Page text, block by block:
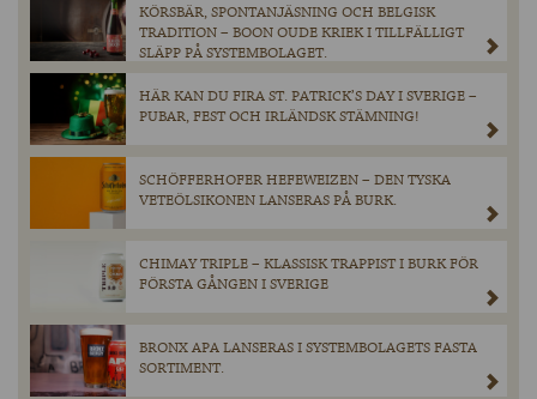
KÖRSBÄR, SPONTANJÄSNING OCH BELGISK
TRADITION – BOON OUDE KRIEK I TILLFÄLLIGT
SLÄPP PÅ SYSTEMBOLAGET.
HÄR KAN DU FIRA ST. PATRICK’S DAY I SVERIGE –
PUBAR, FEST OCH IRLÄNDSK STÄMNING!
SCHÖFFERHOFER HEFEWEIZEN – DEN TYSKA
VETEÖLSIKONEN LANSERAS PÅ BURK.
CHIMAY TRIPLE – KLASSISK TRAPPIST I BURK FÖR
FÖRSTA GÅNGEN I SVERIGE
BRONX APA LANSERAS I SYSTEMBOLAGETS FASTA
SORTIMENT.